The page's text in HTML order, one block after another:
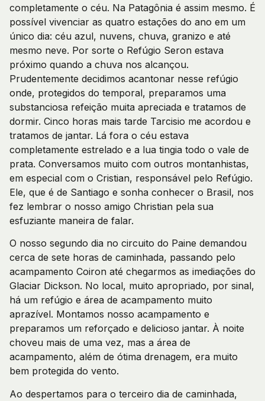
completamente o céu. Na Patagônia é assim mesmo. É
possível vivenciar as quatro estações do ano em um
único dia: céu azul, nuvens, chuva, granizo e até
mesmo neve. Por sorte o Refúgio Seron estava
próximo quando a chuva nos alcançou.
Prudentemente decidimos acantonar nesse refúgio
onde, protegidos do temporal, preparamos uma
substanciosa refeição muita apreciada e tratamos de
dormir. Cinco horas mais tarde Tarcisio me acordou e
tratamos de jantar. Lá fora o céu estava
completamente estrelado e a lua tingia todo o vale de
prata. Conversamos muito com outros montanhistas,
em especial com o Cristian, responsável pelo Refúgio.
Ele, que é de Santiago e sonha conhecer o Brasil, nos
fez lembrar o nosso amigo Christian pela sua
esfuziante maneira de falar.
O nosso segundo dia no circuito do Paine demandou
cerca de sete horas de caminhada, passando pelo
acampamento Coiron até chegarmos as imediações do
Glaciar Dickson. No local, muito apropriado, por sinal,
há um refúgio e área de acampamento muito
aprazível. Montamos nosso acampamento e
preparamos um reforçado e delicioso jantar. À noite
choveu mais de uma vez, mas a área de
acampamento, além de ótima drenagem, era muito
bem protegida do vento.
Ao despertamos para o terceiro dia de caminhada,